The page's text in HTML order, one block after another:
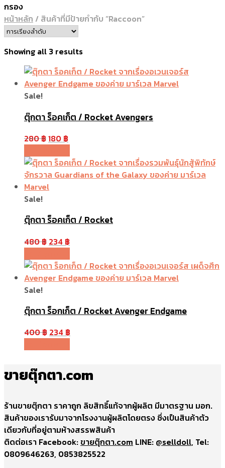
กรอง
หน้าหลัก / สินค้าที่มีป้ายกำกับ “Raccoon”
Showing all 3 results
Sale!
ตุ๊กตา ร็อคเก็ต / Rocket Avengers
280฿180 ฿
Sale!
ตุ๊กตา ร็อคเก็ต / Rocket
480฿ 234 ฿
Sale!
ตุ๊กตา ร็อกเก็ต / Rocket Avenger Endgame
400฿ 234 ฿
ขายตุ๊กตา.com
ร้านขายตุ๊กตา ราคาถูก ลิขสิทธิ์แท้จากผู้ผลิต มีมาตรฐาน มอก.
สินค้าของเรารับมาจากโรงงานผู้ผลิตโดยตรง ซึ่งเป็นสินค้าตัว
เดียวกับที่อยู่ตามห้างสรรพสินค้า
ติดต่อเรา Facebook:ขายตุ๊กตา.com LINE: @selldoll, Tel:
0809646263, 0853825522